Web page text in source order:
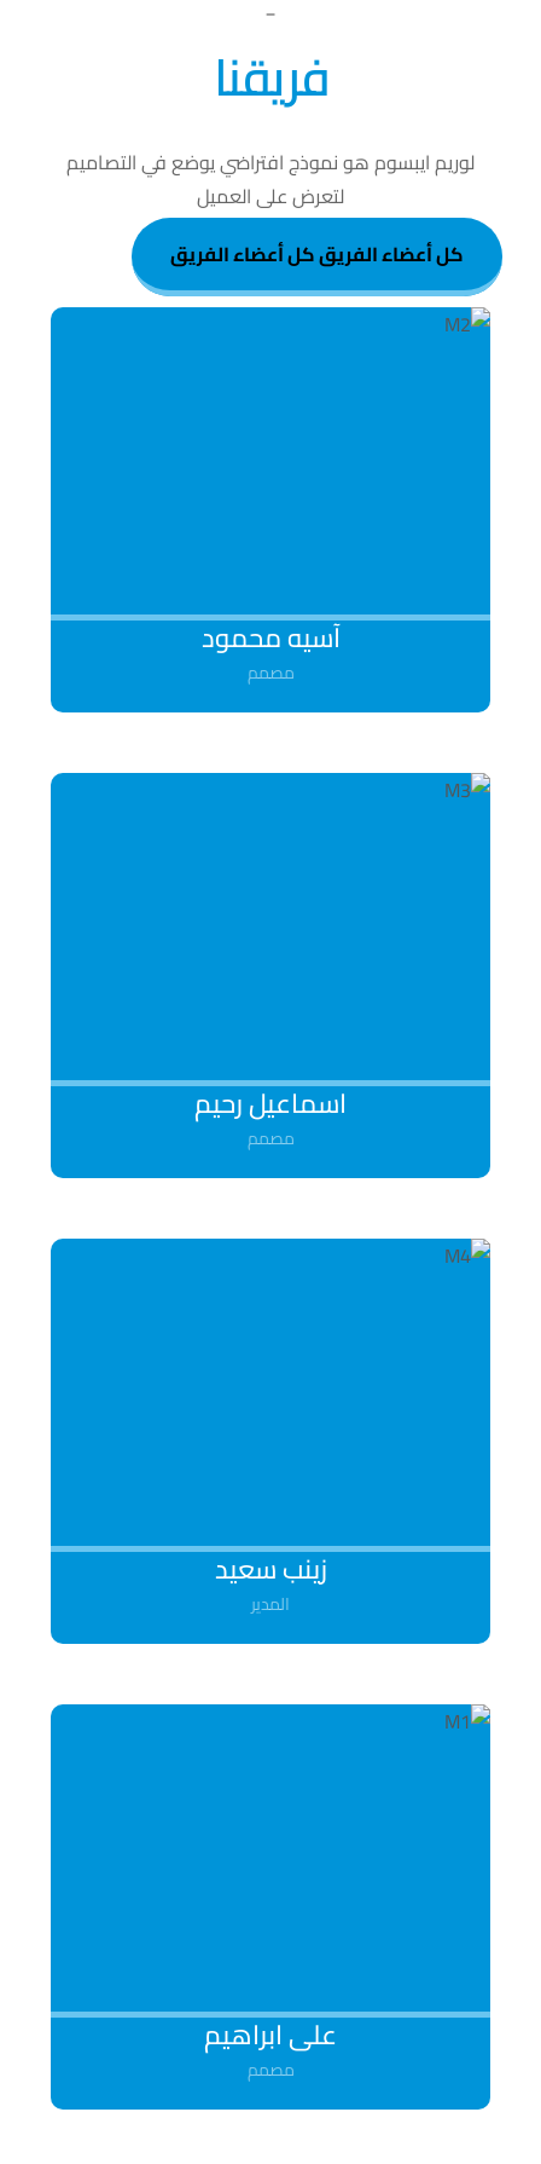
فريقنا
لوريم ايبسوم هو نموذج افتراضي يوضع في التصاميم
لتعرض على العميل
كل أعضاء الفريقكل أعضاء الفريق
آسیه محمود
مصمم
اسماعیل رحیم
مصمم
زینب سعید
المدیر
علی ابراهیم
مصمم